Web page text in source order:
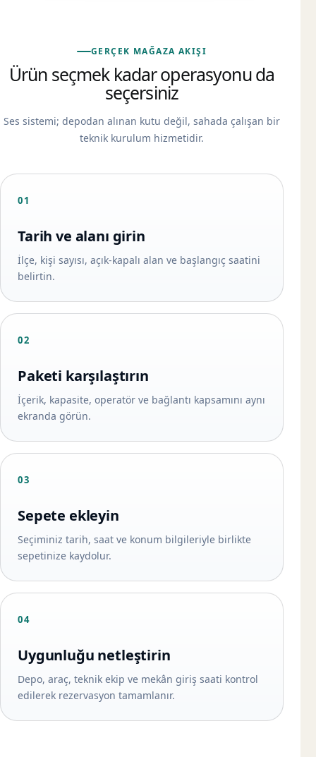
GERÇEK MAĞAZA AKIŞI
Ürün seçmek kadar operasyonu da
seçersiniz
Ses sistemi; depodan alınan kutu değil, sahada çalışan bir
teknik kurulum hizmetidir.
01
Tarih ve alanı girin
İlçe, kişi sayısı, açık-kapalı alan ve başlangıç saatini
belirtin.
02
Paketi karşılaştırın
İçerik, kapasite, operatör ve bağlantı kapsamını aynı
ekranda görün.
03
Sepete ekleyin
Seçiminiz tarih, saat ve konum bilgileriyle birlikte
sepetinize kaydolur.
04
Uygunluğu netleştirin
Depo, araç, teknik ekip ve mekân giriş saati kontrol
edilerek rezervasyon tamamlanır.